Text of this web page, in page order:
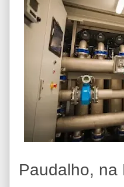
Paudalho,